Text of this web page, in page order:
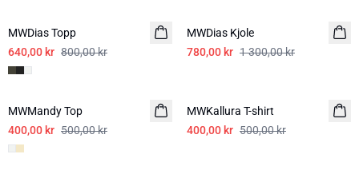
LIN
MWDias Topp
640,00 kr 800,00 kr
LIN
MWDias Kjole
780,00 kr 1 300,00 kr
-20%
MWMandy Top
400,00 kr 500,00 kr
MWKallura T-shirt
400,00 kr 500,00 kr
-20%